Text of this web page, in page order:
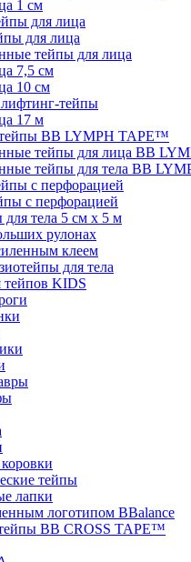
1 см
для лица
для лица
тейпы для лица
7,5 см
10 см
тейпы
17 м
BB LYMPH TAPE™
тейпы для лица BB
тейпы для тела BB
с перфорацией
с перфорацией
тела 5 см x 5 м
рулонах
клеем
для тела
тейпов KIDS
тейпы
лапки
логотипом BBalance
BB CROSS TAPE™